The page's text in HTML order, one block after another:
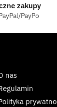
zakupy
PayPo
nas